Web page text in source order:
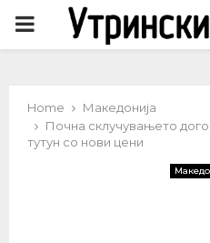
PRIMARY
Home
Македонија
Почна склучувањето
тутун со нови цени